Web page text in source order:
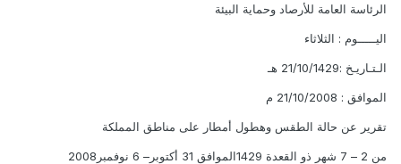
الرئاسة العامة للأرصاد وحماية البيئة
اليـــــوم : الثلاثاء
الـتـاريـخ :21/10/1429 هـ
الموافق : 21/10/2008 م
تقرير عن حالة الطقس وهطول أمطار على مناطق المملكة
من 2 – 7 شهر ذو القعدة 1429الموافق 31 أكتوبر– 6 نوفمبر2008